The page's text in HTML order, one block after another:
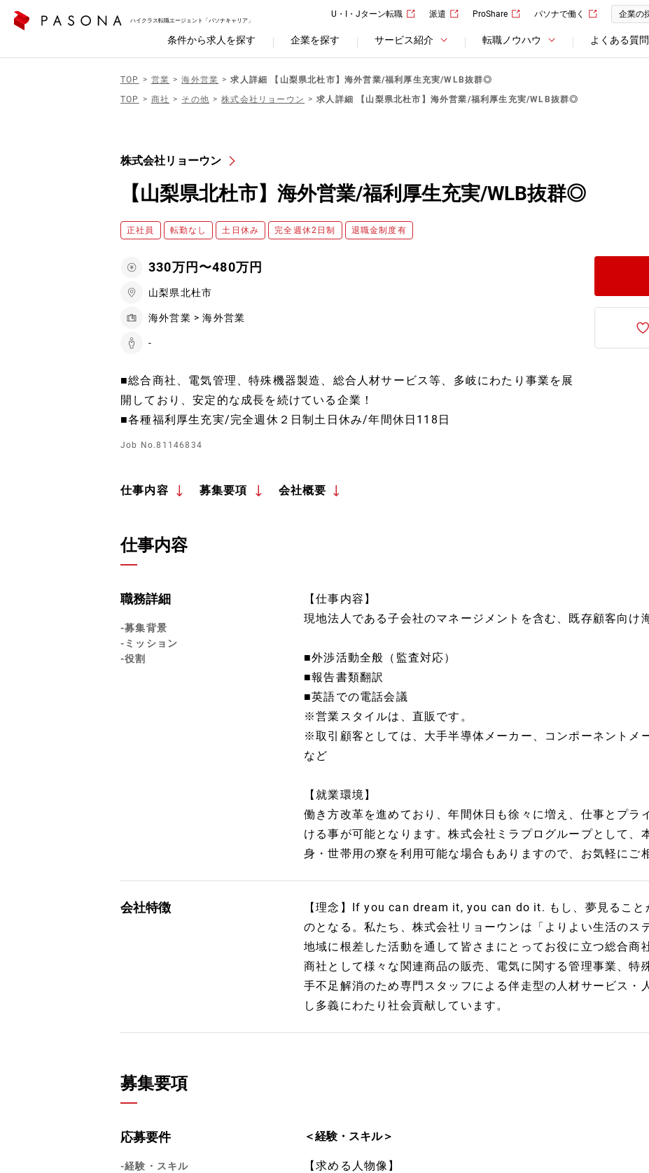
ハイクラス転職エージェント「パソナキャリア」
U・I・Jターン転職 派遣 ProShare パソナで働く 企業の
条件から求人を探す 企業を探す サービス紹介 転職ノウハウ よくある質問
TOP 営業 海外営業
求人詳細 【山梨県北杜市】海外営業/福利厚生充実/WLB抜群◎
TOP
商社 その他 株式会社リョーウン 求人詳細 【山梨県北杜市】海外営業/福利厚生充実/WLB抜群◎
株式会社リョーウン
【山梨県北杜市】海外営業/福利厚生充実/WLB抜群◎
正社員 転勤なし 土日休み 完全週休2日制 退職金制度有
330万円〜480万円
山梨県北杜市
海外営業 > 海外営業
-
■総合商社、電気管理、特殊機器製造、総合人材サービス等、多岐にわたり事業を展
開しており、安定的な成長を続けている企業！
■各種福利厚生充実/完全週休２日制土日休み/年間休日118日
Job No.81146834
仕事内容 募集要項 会社概要
仕事内容
職務詳細
-募集背景
-ミッション
-役割
【仕事内容】
現地法人である子会社のマネージメントを含む、既存顧客向け
■外渉活動全般（監査対応）
■報告書類翻訳
■英語での電話会議
※営業スタイルは、直販です。
※取引顧客としては、大手半導体メーカー、コンポーネントメ
など
【就業環境】
働き方改革を進めており、年間休日も徐々に増え、仕事とプラ
ける事が可能となります。株式会社ミラプログループとして、
身・世帯用の寮を利用可能な場合もありますので、お気軽にご
会社特徴
【理念】If you can dream it, you can do it. もし、夢見ること
のとなる。私たち、株式会社リョーウンは「よりよい生活のス
地域に根差した活動を通して皆さまにとってお役に立つ総合商
商社として様々な関連商品の販売、電気に関する管理事業、特
手不足解消のため専門スタッフによる伴走型の人材サービス・
し多義にわたり社会貢献しています。
募集要項
応募要件
-経験・スキル
＜経験・スキル＞
【求める人物像】